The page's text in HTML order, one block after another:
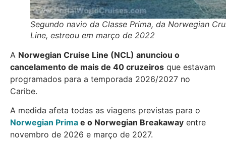
Segundo navio da Classe Prima, da Norwegian
Line, estreou em março de 2022
A Norwegian Cruise Line (NCL) anunciou o
cancelamento de mais de 40 cruzeiros que estavam
programados para a temporada 2026/2027 no
Caribe.
A medida afeta todas as viagens previstas para o
Norwegian Prima e o Norwegian Breakaway entre
novembro de 2026 e março de 2027.